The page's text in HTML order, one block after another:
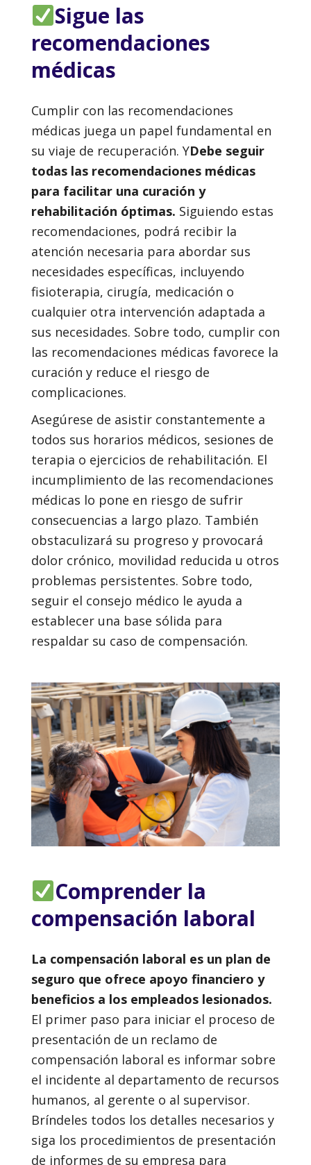
Sigue las
recomendaciones
médicas
Cumplir con las recomendaciones
médicas juega un papel fundamental en
su viaje de recuperación. YDebe seguir
todas las recomendaciones médicas
para facilitar una curación y
rehabilitación óptimas. Siguiendo estas
recomendaciones, podrá recibir la
atención necesaria para abordar sus
necesidades específicas, incluyendo
fisioterapia, cirugía, medicación o
cualquier otra intervención adaptada a
sus necesidades. Sobre todo, cumplir con
las recomendaciones médicas favorece la
curación y reduce el riesgo de
complicaciones.
Asegúrese de asistir constantemente a
todos sus horarios médicos, sesiones de
terapia o ejercicios de rehabilitación. El
incumplimiento de las recomendaciones
médicas lo pone en riesgo de sufrir
consecuencias a largo plazo. También
obstaculizará su progreso y provocará
dolor crónico, movilidad reducida u otros
problemas persistentes. Sobre todo,
seguir el consejo médico le ayuda a
establecer una base sólida para
respaldar su caso de compensación.
Comprender la
compensación laboral
La compensación laboral es un plan de
seguro que ofrece apoyo financiero y
beneficios a los empleados lesionados.
El primer paso para iniciar el proceso de
presentación de un reclamo de
compensación laboral es informar sobre
el incidente al departamento de recursos
humanos, al gerente o al supervisor.
Bríndeles todos los detalles necesarios y
siga los procedimientos de presentación
de informes de su empresa para